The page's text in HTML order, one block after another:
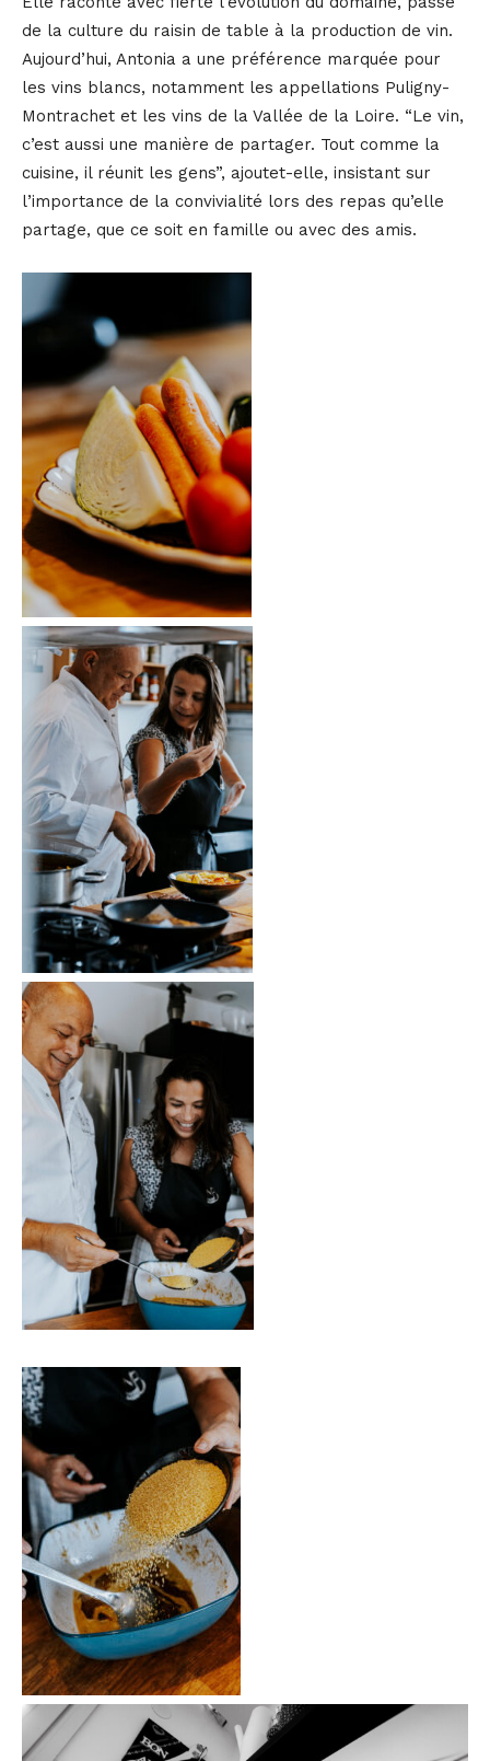
de la culture du raisin de table à la production de vin.
Aujourd’hui, Antonia a une préférence marquée pour
les vins blancs, notamment les appellations Puligny-
Montrachet et les vins de la Vallée de la Loire. “Le vin,
c’est aussi une manière de partager. Tout comme la
cuisine, il réunit les gens”, ajoutet-elle, insistant sur
l’importance de la convivialité lors des repas qu’elle
partage, que ce soit en famille ou avec des amis.